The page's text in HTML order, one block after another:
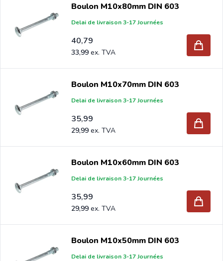
Boulon M10x80mm DIN 603
Delai de livraison 3-17 Journées
40,79
33,99
Boulon M10x70mm DIN 603
Delai de livraison 3-17 Journées
35,99
29,99
Boulon M10x60mm DIN 603
Delai de livraison 3-17 Journées
35,99
29,99
Boulon M10x50mm DIN 603
Delai de livraison 3-17 Journées